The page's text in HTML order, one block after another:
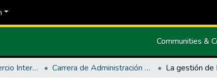
Communities &
Facultad de Comercio Internacional, Integración, Administración y Economía Empresarial Carrera de Administración de Empresas y Marketing